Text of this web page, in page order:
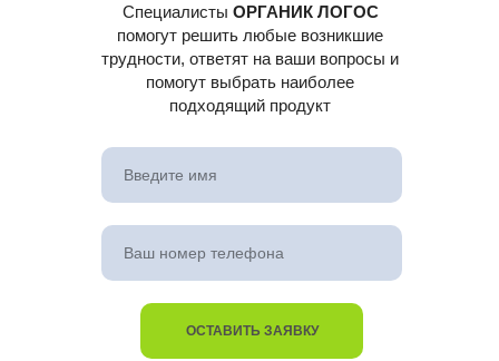
Специалисты ОРГАНИК ЛОГОС
помогут решить любые возникшие
трудности, ответят на ваши вопросы и
помогут выбрать наиболее
подходящий продукт
ОСТАВИТЬ ЗАЯВКУ